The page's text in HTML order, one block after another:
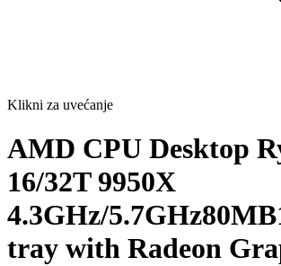
Klikni za uvećanje
AMD CPU Desktop
16/32T 9950X
4.3GHz/
tray with Radeon